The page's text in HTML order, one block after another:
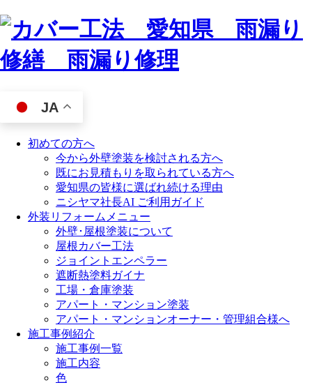
JA
初めての方へ
今から外壁塗装を検討される方へ
既にお見積もりを取られている方へ
愛知県の皆様に選ばれ続ける理由
ニシヤマ社長AI ご利用ガイド
外装リフォームメニュー
外壁･屋根塗装について
屋根カバー工法
ジョイントエンペラー
遮断熱塗料ガイナ
工場・倉庫塗装
アパート・マンション塗装
アパート・マンションオーナー・管理組合様へ
施工事例紹介
施工事例一覧
施工内容
色